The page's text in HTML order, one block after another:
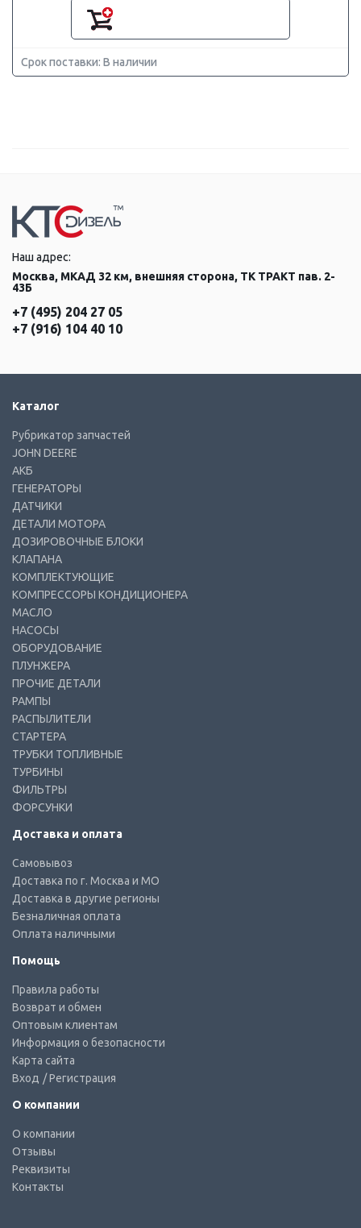
Срок поставки: В наличии
Наш адрес:
Москва, МКАД 32 км, внешняя сторона, ТК ТРАКТ пав. 2-
43Б
+7 (495) 204 27 05
+7 (916) 104 40 10
Каталог
Рубрикатор запчастей
JOHN DEERE
АКБ
ГЕНЕРАТОРЫ
ДАТЧИКИ
ДЕТАЛИ МОТОРА
ДОЗИРОВОЧНЫЕ БЛОКИ
КЛАПАНА
КОМПЛЕКТУЮЩИЕ
КОМПРЕССОРЫ КОНДИЦИОНЕРА
МАСЛО
НАСОСЫ
ОБОРУДОВАНИЕ
ПЛУНЖЕРА
ПРОЧИЕ ДЕТАЛИ
РАМПЫ
РАСПЫЛИТЕЛИ
СТАРТЕРА
ТРУБКИ ТОПЛИВНЫЕ
ТУРБИНЫ
ФИЛЬТРЫ
ФОРСУНКИ
Доставка и оплата
Самовывоз
Доставка по г. Москва и МО
Доставка в другие регионы
Безналичная оплата
Оплата наличными
Помощь
Правила работы
Возврат и обмен
Оптовым клиентам
Информация о безопасности
Карта сайта
Вход / Регистрация
О компании
О компании
Отзывы
Реквизиты
Контакты